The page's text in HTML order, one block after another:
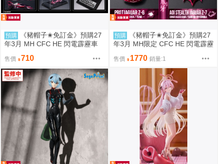
預購
《豬帽子✬免訂金》預購27
年3月 MH CFC HE 閃電霹靂車
2
售價 710
預購
《豬帽子✬免訂金》預購27
年3月 MH限定 CFC HE 閃電霹靂
組 0812
售價 1770 銷量:1